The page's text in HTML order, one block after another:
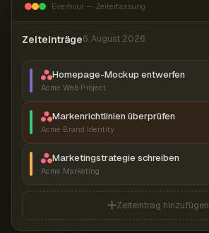
Everhour — Zeiterfassung
Zeiteinträge6. August 2026
Homepage-Mockup entwerfen
Acme Web Project
Markenrichtlinien überprüfen
Acme Brand Identity
Marketingstrategie schreiben
Acme Marketing
Zeiteintrag hinzufügen